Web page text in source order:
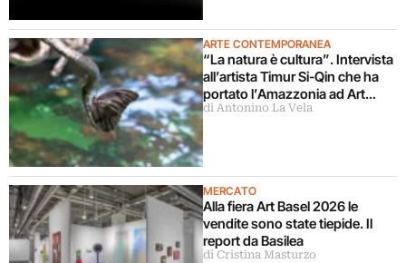
ARTE CONTEMPORANEA
“La natura è cultura”. Intervista
all’artista Timur Si-Qin che ha
portato l’Amazzonia ad Art
Basel 2026
di Antonino La Vela
MERCATO
Alla fiera Art Basel 2026 le
vendite sono state tiepide. Il
report da Basilea
di Cristina Masturzo